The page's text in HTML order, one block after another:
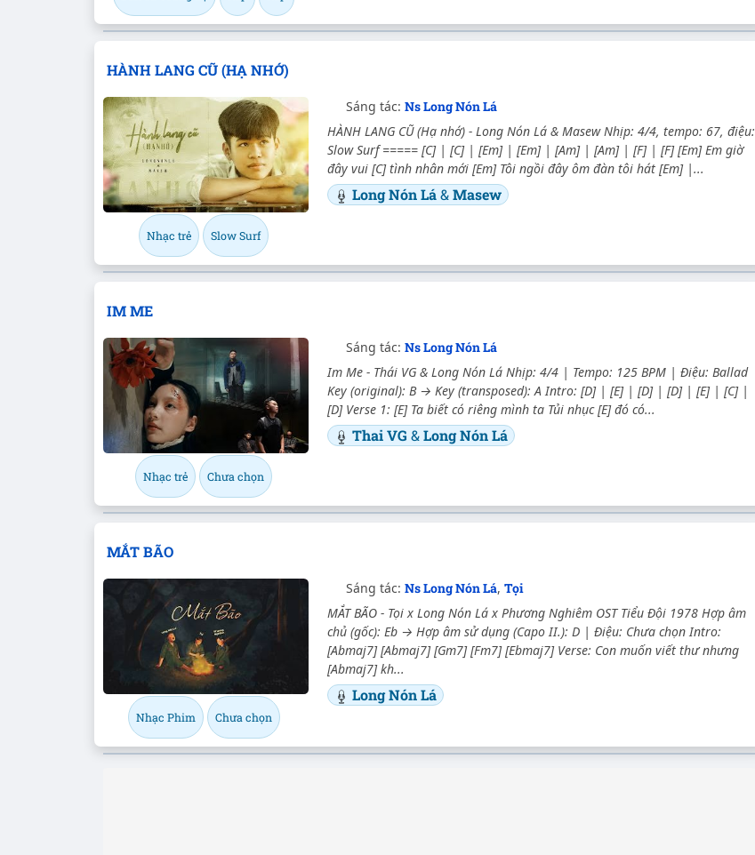
HÀNH LANG CŨ (HẠ NHỚ)
Nhạc trẻ Slow Surf
Sáng tác: Ns Long Nón Lá
HÀNH LANG CŨ (Hạ nhớ) - Long Nón Lá & Masew Nhịp: 4/4, tempo: 67, điệu:
Slow Surf ===== [C] | [C] | [Em] | [Em] | [Am] | [Am] | [F] | [F] [Em] Em giờ
đây vui [C] tình nhân mới [Em] Tôi ngồi đây ôm đàn tôi hát [Em] |...
Long Nón Lá&Masew
IM ME
Nhạc trẻ Chưa chọn
Sáng tác: Ns Long Nón Lá
Im Me - Thái VG & Long Nón Lá Nhịp: 4/4 | Tempo: 125 BPM | Điệu: Ballad
Key (original): B → Key (transposed): A Intro: [D] | [E] | [D] | [D] | [E] | [C] |
[D] Verse 1: [E] Ta biết có riêng mình ta Tủi nhục [E] đó có...
Thai VG &Long Nón Lá
MẮT BÃO
Nhạc Phim Chưa chọn
Sáng tác: Ns Long Nón Lá, Tọi
MẮT BÃO - Tọi x Long Nón Lá x Phương Nghiêm OST Tiểu Đội 1978 Hợp âm
chủ (gốc): Eb → Hợp âm sử dụng (Capo II.): D | Điệu: Chưa chọn Intro:
[Abmaj7] [Abmaj7] [Gm7] [Fm7] [Ebmaj7] Verse: Con muốn viết thư nhưng
[Abmaj7] kh...
Long Nón Lá